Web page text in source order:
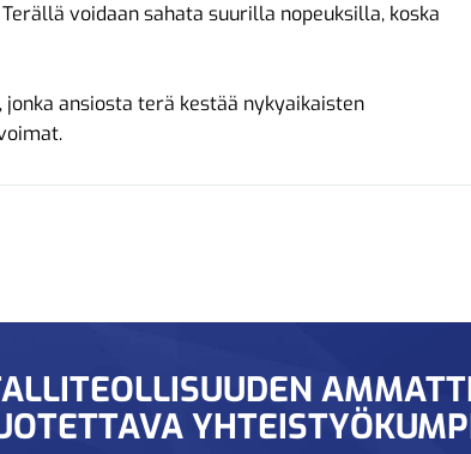
voidaan sahata suurilla nopeuksilla, koska
ansiosta terä kestää nykyaikaisten